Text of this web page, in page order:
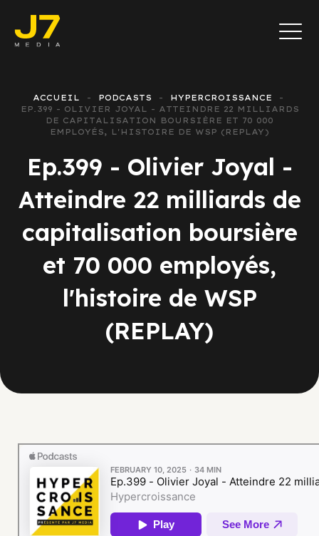
ACCUEIL PODCASTS
HYPERCROISSANCE
EP.399 - OLIVIER JOYAL - ATTEINDRE 22 MILLIARDS
DE CAPITALISATION BOURSIÈRE ET 70 000
EMPLOYÉS, L'HISTOIRE DE WSP (REPLAY)
Ep.399 - Olivier Joyal -
Atteindre 22 milliards de
capitalisation boursière
et 70 000 employés,
l'histoire de WSP
(REPLAY)